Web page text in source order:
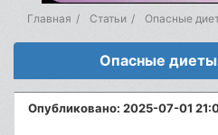
Главная Статьи Опасные
Опасные
Опубликовано: 2025-07-01